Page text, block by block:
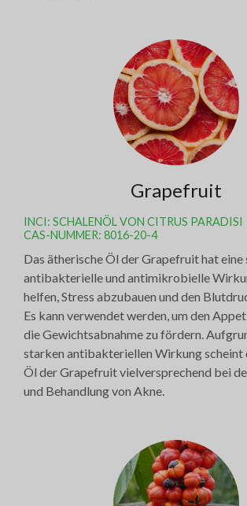
Grapefruit
INCI: SCHALENÖL VON CITRUS PARADISI
CAS-NUMMER: 8016-20-4
Das ätherische Öl der Grapefruit hat
antibakterielle und antimikrobielle
helfen, Stress abzubauen und den
Es kann verwendet werden, um den
die Gewichtsabnahme zu fördern.
starken antibakteriellen Wirkung scheint
Öl der Grapefruit vielversprechend bei
und Behandlung von Akne.